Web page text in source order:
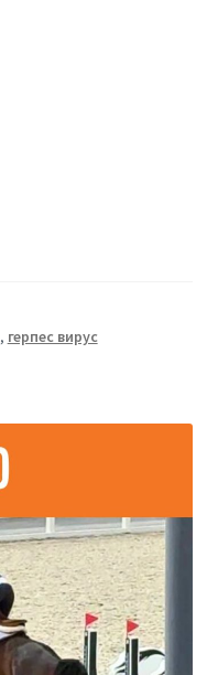
, герпес вирус